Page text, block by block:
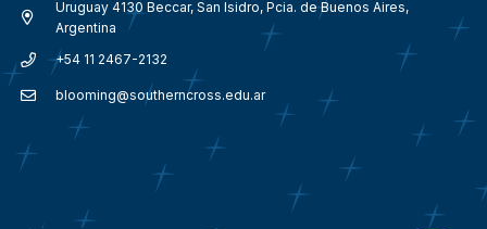
Uruguay 4130 Beccar, San Isidro, Pcia. de Buenos Aires,
Argentina
+54 11 2467-2132
blooming@southerncross.edu.ar